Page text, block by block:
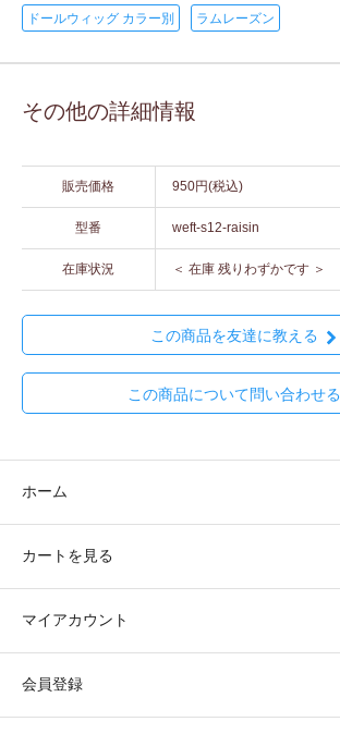
ドールウィッグ カラー別 ラムレーズン
その他の詳細情報
販売価格 950円(税込)
型番 weft-s12-raisin
在庫状況 ＜ 在庫 残りわずかです ＞
この商品を友達に教える
この商品について問い合わせる
ホーム
カートを見る
マイアカウント
会員登録